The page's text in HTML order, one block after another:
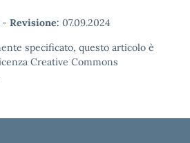
- Revisione: 07.09.2024
specificato, questo articolo è
Creative Commons